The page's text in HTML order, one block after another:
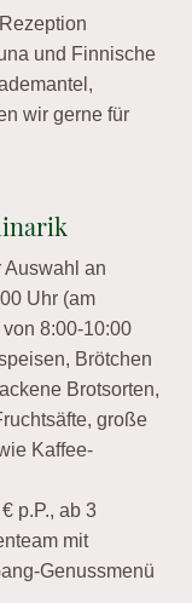
und Finnische
wir gerne für
Auswahl an
Uhr (am
8:00-10:00
Brötchen
Brotsorten,
große
Kaffee-
p.P., ab 3
mit
Genussmenü